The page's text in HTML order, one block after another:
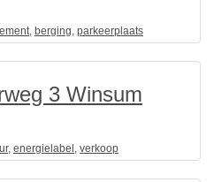
, berging, parkeerplaats
3 Winsum
, energielabel , verkoop